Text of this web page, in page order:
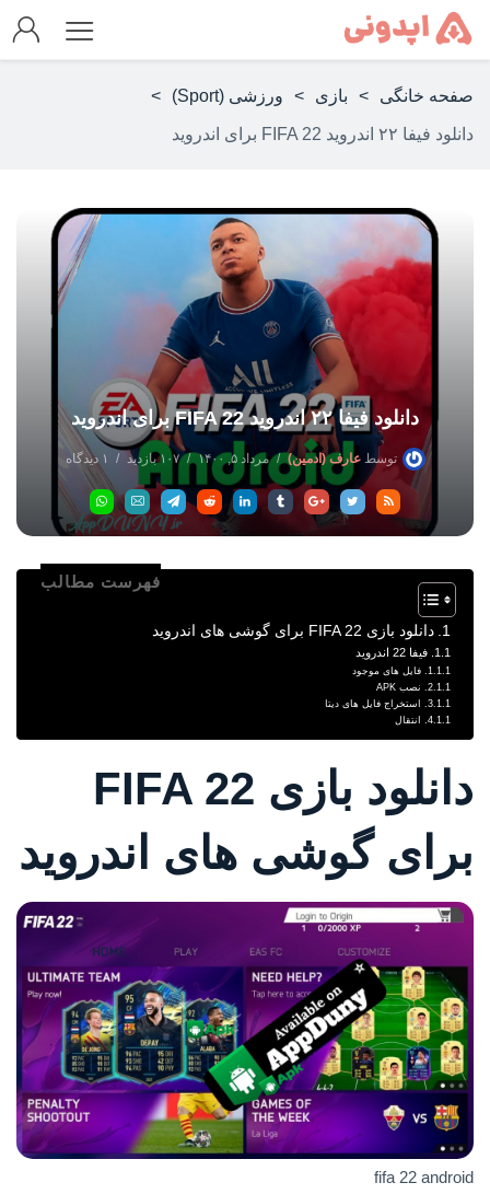
صفحه خانگی > بازی > ورزشی (Sport) >
دانلود فیفا ۲۲ اندروید FIFA 22 برای اندروید
دانلود فیفا ۲۲ اندروید FIFA 22 برای اندروید
توسطعارف (ادمین) مرداد ۵, ۱۴۰۰ ۱۰۷ بازدید ۱ دیدگاه
فهرست مطالب
دانلود بازی FIFA 22 برای گوشی های اندروید
فیفا 22 اندروید
فایل های موجود
نصب APK
استخراج فایل های دیتا
انتقال
دانلود بازی FIFA 22
برای گوشی های اندروید
fifa 22 android